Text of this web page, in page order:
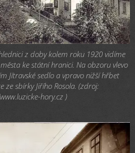
z doby kolem roku 1920 vidíme
ke státní hranici. Na obzoru vlevo
Jítravské sedlo a vpravo nižší hřbet
ze sbírky Jiřího Rosola. (zdroj:
hory.cz )